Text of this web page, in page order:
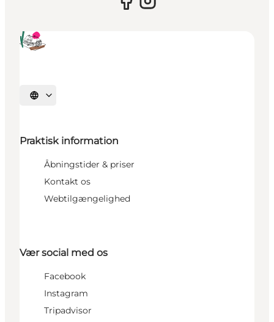
Vælg sprog
Praktisk information
Åbningstider & priser
Kontakt os
Webtilgængelighed
Vær social med os
Facebook
Instagram
Tripadvisor